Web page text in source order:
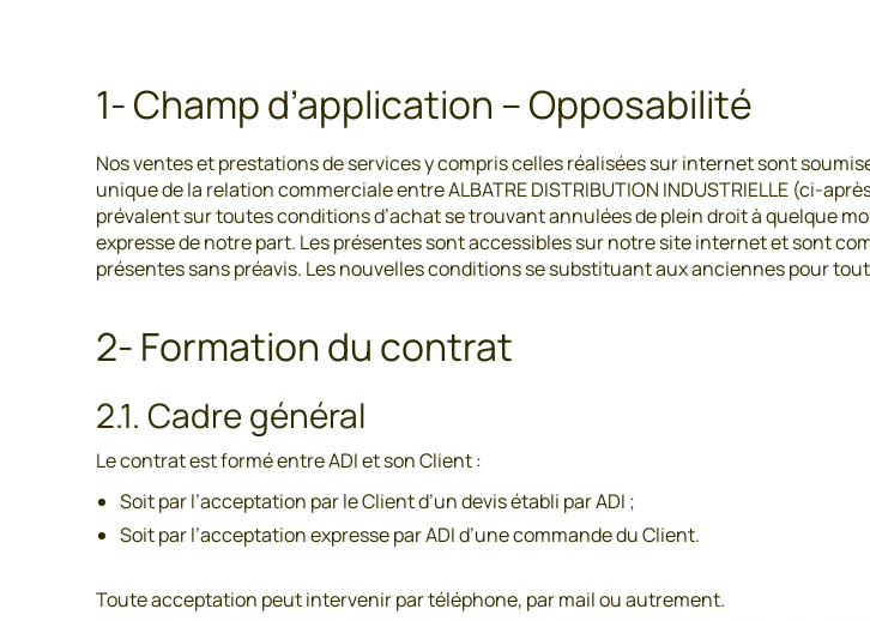
1- Champ d’application – Opposabilité
Nos ventes et prestations de services y compris celles réalisées sur internet sont
unique de la relation commerciale entre ALBATRE DISTRIBUTION INDUSTRIELLE (ci-
prévalent sur toutes conditions d’achat se trouvant annulées de plein droit à quelque
expresse de notre part. Les présentes sont accessibles sur notre site internet et sont
présentes sans préavis. Les nouvelles conditions se substituant aux anciennes pour
2- Formation du contrat
2.1. Cadre général
Le contrat est formé entre ADI et son Client :
Soit par l’acceptation par le Client d’un devis établi par ADI ;
Soit par l’acceptation expresse par ADI d’une commande du Client.
Toute acceptation peut intervenir par téléphone, par mail ou autrement.